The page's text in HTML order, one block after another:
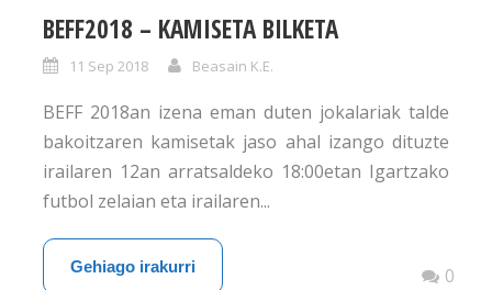
BEFF2018 – KAMISETA BILKETA
11 Sep 2018 Beasain K.E.
BEFF 2018an izena eman duten jokalariak talde
bakoitzaren kamisetak jaso ahal izango dituzte
irailaren 12an arratsaldeko 18:00etan Igartzako
futbol zelaian eta irailaren...
Gehiago irakurri 0